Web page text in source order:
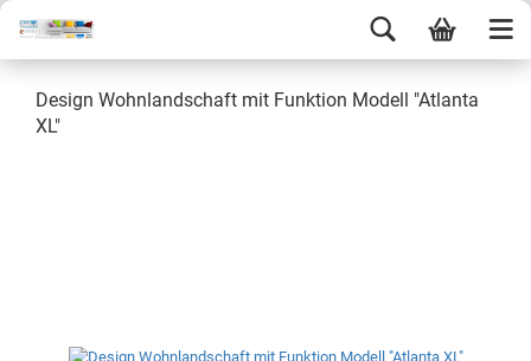
Design Wohnlandschaft mit Funktion Modell "Atlanta
XL"